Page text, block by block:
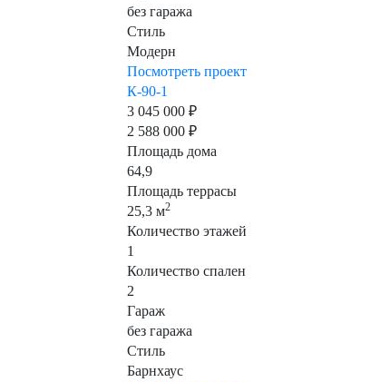
без гаража
Стиль
Модерн
Посмотреть проект
К-90-1
3 045 000 ₽
2 588 000 ₽
Площадь дома
64,9
Площадь террасы
25,3 м2
Количество этажей
1
Количество спален
2
Гараж
без гаража
Стиль
Барнхаус